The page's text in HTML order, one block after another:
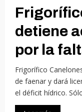
detiene
por la
Frigorífico
de faenar y dará
el déficit hídrico.